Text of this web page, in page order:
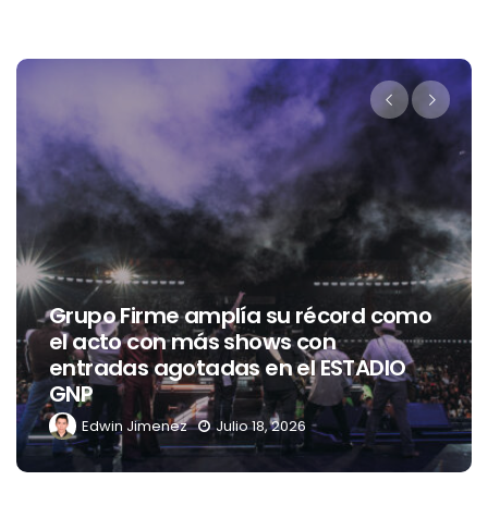
Entrevista con PSYCHIC FEVER from
EXILE TRIBE
Issi Vega Julio 15, 2026